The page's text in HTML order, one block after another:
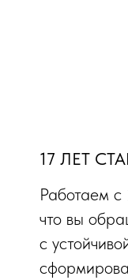
17 ЛЕТ
Работаем с
что вы
с